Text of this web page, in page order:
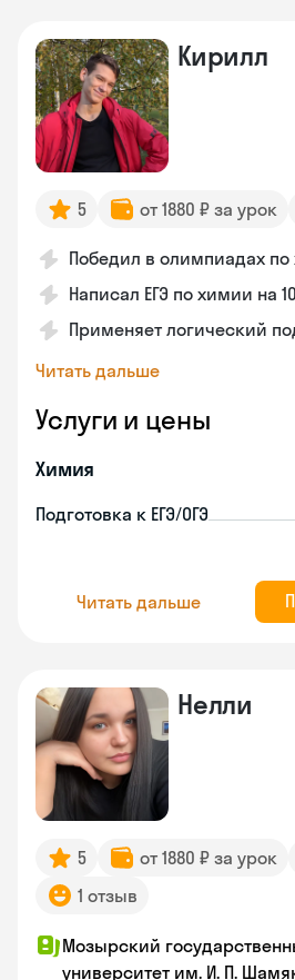
Кирилл
5 от 1880 ₽ за урок
Победил в олимпиадах
Написал ЕГЭ по химии на
Применяет логический
Читать дальше
Услуги и цены
Химия
Подготовка к ЕГЭ/ОГЭ
Читать дальше
Нелли
5 от 1880 ₽ за урок
1 отзыв
Мозырский
университет им. И. П.